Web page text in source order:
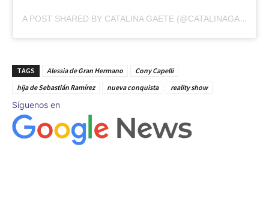
A POST SHARED BY CATALINA GAETE (@CATALINAGAET)
TAGS Alessia de Gran Hermano
Cony Capelli
hija de Sebastián Ramírez
nueva conquista reality show
Síguenos en